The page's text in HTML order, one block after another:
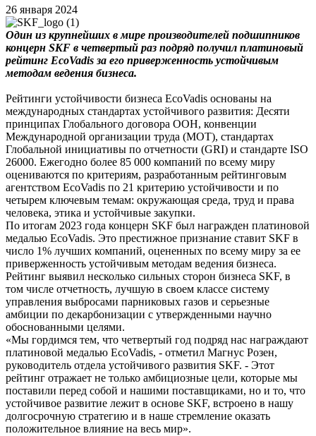
26 января 2024
Один из крупнейших в мире производителей подшипников
концерн SKF в четвертый раз подряд получил платиновый
рейтинг EcoVadis за его приверженность устойчивым
методам ведения бизнеса.
Рейтинги устойчивости бизнеса EcoVadis основаны на
международных стандартах устойчивого развития: Десяти
принципах Глобального договора ООН, конвенции
Международной организации труда (МОТ), стандартах
Глобальной инициативы по отчетности (GRI) и стандарте ISO
26000. Ежегодно более 85 000 компаний по всему миру
оцениваются по критериям, разработанным рейтинговым
агентством EcoVadis по 21 критерию устойчивости и по
четырем ключевым темам: окружающая среда, труд и права
человека, этика и устойчивые закупки.
По итогам 2023 года концерн SKF был награжден платиновой
медалью EcoVadis. Это престижное признание ставит SKF в
число 1% лучших компаний, оцененных по всему миру за ее
приверженность устойчивым методам ведения бизнеса.
Рейтинг выявил несколько сильных сторон бизнеса SKF, в
том числе отчетность, лучшую в своем классе систему
управления выбросами парниковых газов и серьезные
амбиции по декарбонизации с утвержденными научно
обоснованными целями.
«Мы гордимся тем, что четвертый год подряд нас награждают
платиновой медалью EcoVadis, - отметил Магнус Розен,
руководитель отдела устойчивого развития SKF. - Этот
рейтинг отражает не только амбициозные цели, которые мы
поставили перед собой и нашими поставщиками, но и то, что
устойчивое развитие лежит в основе SKF, встроено в нашу
долгосрочную стратегию и в наше стремление оказать
положительное влияние на весь мир».